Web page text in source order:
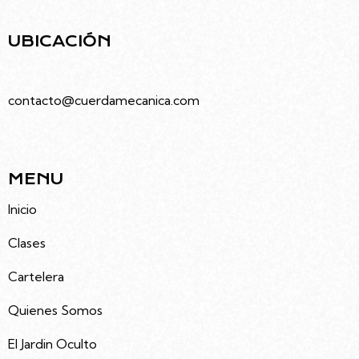
UBICACIÓN
contacto@cuerdamecanica.com
MENU
Inicio
Clases
Cartelera
Quienes Somos
El Jardin Oculto